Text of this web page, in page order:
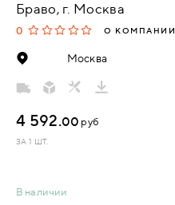
Браво, г. Москва
0 О КОМПАНИИ
Москва
В наличии
4 592.00 руб
ЗА 1 ШТ.